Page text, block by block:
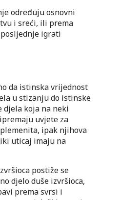
određuju osnovni
i sreći, ili prema
igrati
da istinska vrijednost
u stizanju do istinske
djela koja na neki
uvjete za
ipak njihova
uticaj imaju na
postiže se
djelo duše izvršioca,
prema svrsi i